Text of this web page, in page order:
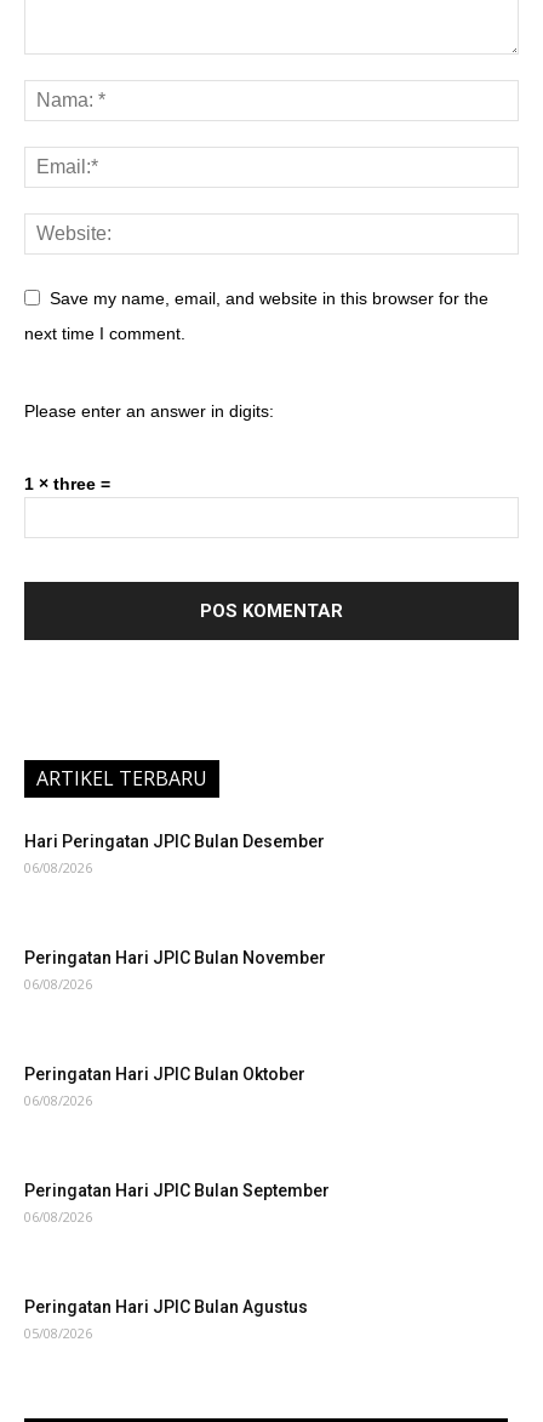
Save my name, email, and website in this browser for the
next time I comment.
Please enter an answer in digits:
1 × three =
ARTIKEL TERBARU
Hari Peringatan JPIC Bulan Desember
06/08/2026
Peringatan Hari JPIC Bulan November
06/08/2026
Peringatan Hari JPIC Bulan Oktober
06/08/2026
Peringatan Hari JPIC Bulan September
06/08/2026
Peringatan Hari JPIC Bulan Agustus
05/08/2026